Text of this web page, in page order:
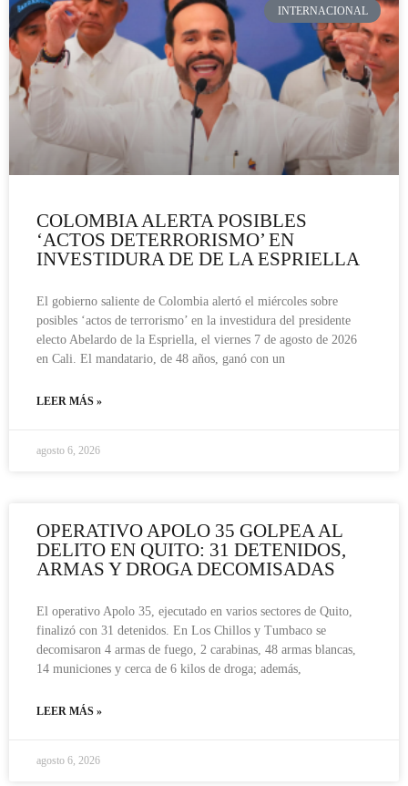
INTERNACIONAL
COLOMBIA ALERTA POSIBLES
‘ACTOS DETERRORISMO’ EN
INVESTIDURA DE DE LA ESPRIELLA
El gobierno saliente de Colombia alertó el miércoles sobre
posibles ‘actos de terrorismo’ en la investidura del presidente
electo Abelardo de la Espriella, el viernes 7 de agosto de 2026
en Cali. El mandatario, de 48 años, ganó con un
LEER MÁS »
agosto 6, 2026
OPERATIVO APOLO 35 GOLPEA AL
DELITO EN QUITO: 31 DETENIDOS,
ARMAS Y DROGA DECOMISADAS
El operativo Apolo 35, ejecutado en varios sectores de Quito,
finalizó con 31 detenidos. En Los Chillos y Tumbaco se
decomisaron 4 armas de fuego, 2 carabinas, 48 armas blancas,
14 municiones y cerca de 6 kilos de droga; además,
LEER MÁS »
agosto 6, 2026